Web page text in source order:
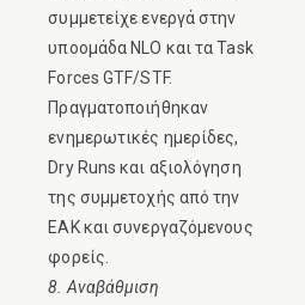
συμμετείχε ενεργά στην
υποομάδα NLO και τα Task
Forces GTF/STF.
Πραγματοποιήθηκαν
ενημερωτικές ημερίδες,
Dry Runs και αξιολόγηση
της συμμετοχής από την
ΕΑΚ και συνεργαζόμενους
φορείς.
8. Αναβάθμιση